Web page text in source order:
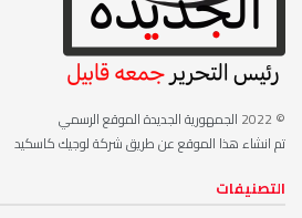
© 2022
الجمهورية الجديدة الموقع الرسمي
تم انشاء هذا الموقع عن طريق شركة لوجيك كاسكيد
التصنيفات